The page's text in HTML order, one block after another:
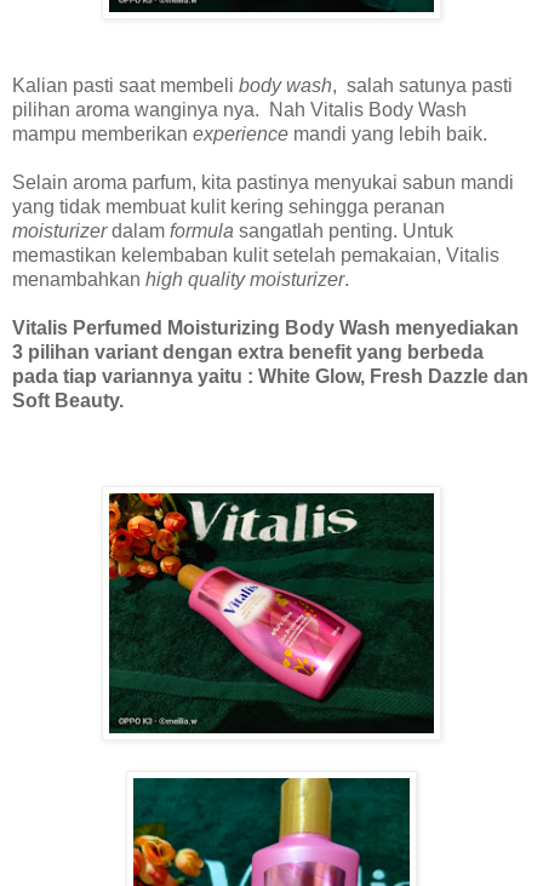
Kalian pasti saat membeli body wash, salah satunya pasti
pilihan aroma wanginya nya. Nah Vitalis Body Wash
mampu memberikan experience mandi yang lebih baik.
Selain aroma parfum, kita pastinya menyukai sabun mandi
yang tidak membuat kulit kering sehingga peranan
moisturizerdalam formula sangatlah penting. Untuk
memastikan kelembaban kulit setelah pemakaian, Vitalis
menambahkan high quality moisturizer.
Vitalis Perfumed Moisturizing Body Wash menyediakan
3 pilihan variant dengan extra benefit yang berbeda
pada tiap variannya yaitu : White Glow, Fresh Dazzle dan
Soft Beauty.